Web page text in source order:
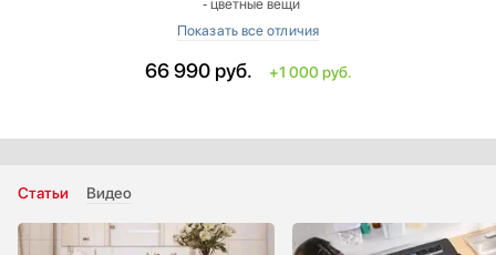
‐ цветные вещи
‐ обычная деликатная (ручная стирка)
‐ экономичная
‐ гигиеническая стирка (против аллергии)
‐ джинсы
66 990 руб. +1 000 руб.
Статьи Видео